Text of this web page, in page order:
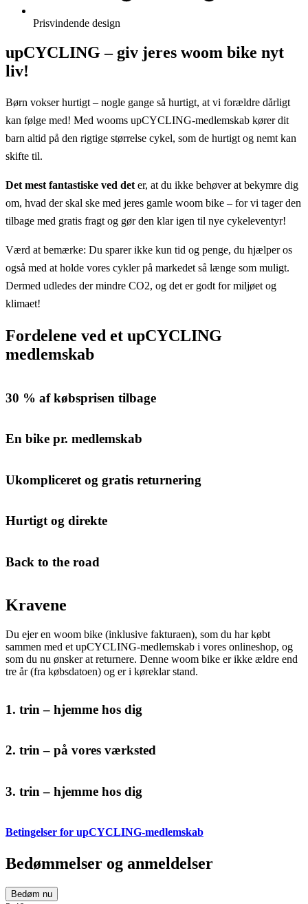
Prisvindende design
upCYCLING – giv jeres woom bike nyt
liv!
Børn vokser hurtigt – nogle gange så hurtigt, at vi forældre dårligt
kan følge med! Med wooms upCYCLING-medlemskab kører dit
barn altid på den rigtige størrelse cykel, som de hurtigt og nemt kan
skifte til.
Det mest fantastiske ved deter, at du ikke behøver at bekymre dig
om, hvad der skal ske med jeres gamle woom bike – for vi tager den
tilbage med gratis fragt og gør den klar igen til nye cykeleventyr!
Værd at bemærke: Du sparer ikke kun tid og penge, du hjælper os
også med at holde vores cykler på markedet så længe som muligt.
Dermed udledes der mindre CO2, og det er godt for miljøet og
klimaet!
Fordelene ved et upCYCLING
medlemskab
30 % af købsprisen tilbage
En bike pr. medlemskab
Ukompliceret og gratis returnering
Hurtigt og direkte
Back to the road
Kravene
Du ejer en woom bike (inklusive fakturaen), som du har købt
sammen med et upCYCLING-medlemskab i vores onlineshop, og
som du nu ønsker at returnere. Denne woom bike er ikke ældre end
tre år (fra købsdatoen) og er i køreklar stand.
1. trin – hjemme hos dig
2. trin – på vores værksted
3. trin – hjemme hos dig
Betingelser for upCYCLING-medlemskab
Bedømmelser og anmeldelser
Bedøm nu